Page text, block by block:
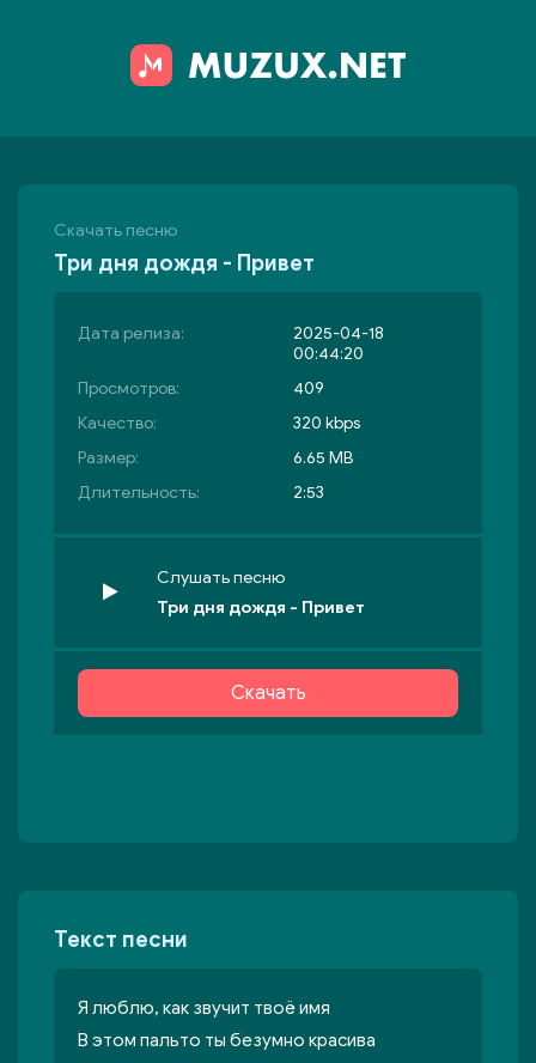
Скачать песню
Три дня дождя - Привет
Дата релиза:
2025-04-18
00:44:20
Просмотров:
409
Качество:
320 kbps
Размер:
6.65 MB
Длительность:
2:53
Слушать песню
Три дня дождя - Привет
Скачать
Текст песни
Я люблю, как звучит твоё имя
В этом пальто ты безумно красива